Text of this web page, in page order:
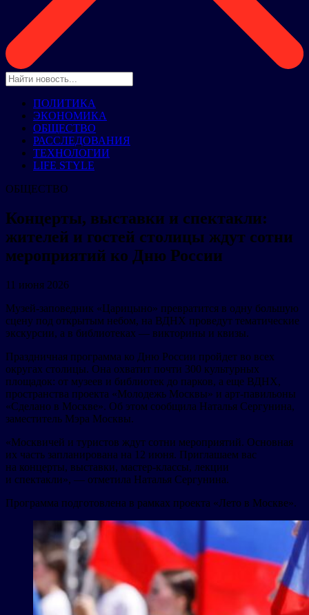
ПОЛИТИКА
ЭКОНОМИКА
ОБЩЕСТВО
РАССЛЕДОВАНИЯ
ТЕХНОЛОГИИ
LIFE STYLE
ОБЩЕСТВО
Концерты, выставки и спектакли:
жителей и гостей столицы ждут сотни
мероприятий ко Дню России
11 июня 2026
Музей-заповедник «Царицыно» превратится в одну большую
сцену под открытым небом, на ВДНХ проведут тематические
экскурсии, а в библиотеках — викторины и квизы.
Праздничная программа ко Дню России пройдет во всех
округах столицы. Она охватит почти 300 культурных
площадок: от музеев и библиотек до парков, а еще ВДНХ,
пространства проекта «Молодежь Москвы» и арт-павильоны
«Сделано в Москве». Об этом сообщила Наталья Сергунина,
заместитель Мэра Москвы.
«Москвичей и туристов ждут сотни мероприятий. Основная
их часть запланирована на 12 июня. Приглашаем вас
на концерты, выставки, мастер-классы, лекции
и спектакли», — отметила Наталья Сергунина.
Программа подготовлена в рамках проекта «Лето в Москве».